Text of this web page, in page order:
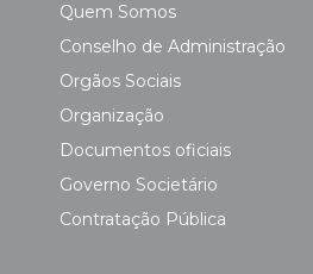
Quem Somos
Conselho de Administração
Orgãos Sociais
Organização
Documentos oficiais
Governo Societário
Contratação Pública